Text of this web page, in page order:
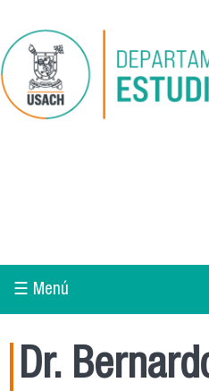
☰ Menú
Dr.